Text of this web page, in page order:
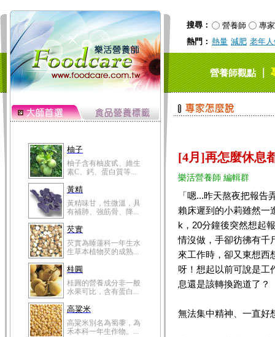
搜尋： 營養師
專家
熱門： 熱量 減肥 老年
營養師觀點｜
有補肺、強筋骨、降...
芡實為睡蓮科一年生水
生草本植物芡的成熟...
桂圓
桂圓的營養成分非一般
高粱米
高粱米別名為蜀黍，為
鯽魚
鯽魚裡所含的營養成分
有蛋白質、脂肪、磷...
鮪魚
鮪魚肚肉中的不飽和脂
肪酸內富含EPA和DH...
韭菜
韭菜所含的膳食纖維能
幫助消化與通便；揮...
冬瓜
冬瓜營養價值高，鈉含
量極低是水腫病人的...
豆豉
豆豉裡頭含有營養的蛋
白質、脂肪、鈣、磷...
[4月]再怎麼休息
樂活營養師 編輯群
「嗯...昨天熬夜把報
賴床遲到的小莉雖然一
k，20分鐘後突然想起
情沒做，手卻彷彿有千
來工作時，卻又東想西
呀！想起以前可說是工
息還是該轉換跑道了？
無法集中精神、一直好